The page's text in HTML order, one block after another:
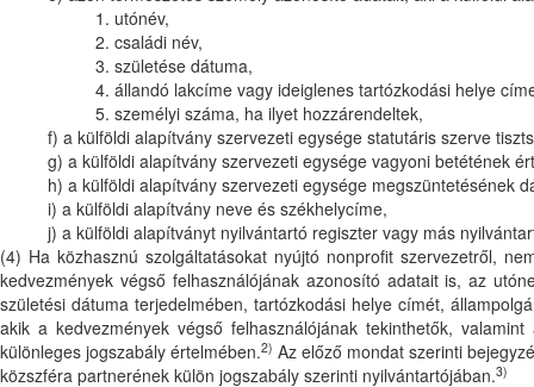
1. utónév,
2. családi név,
3. születése dátuma,
4. állandó lakcíme vagy ideiglenes tartózkodási helye
5. személyi száma, ha ilyet hozzárendeltek,
f) a külföldi alapítvány szervezeti egysége statutáris szerve
g) a külföldi alapítvány szervezeti egysége vagyoni betétének
h) a külföldi alapítvány szervezeti egysége megszüntetésének
i) a külföldi alapítvány neve és székhelycíme,
j) a külföldi alapítványt nyilvántartó regiszter vagy más
(4) Ha közhasznú szolgáltatásokat nyújtó nonprofit szervezetről,
kedvezmények végső felhasználójának azonosító adatait is, az
születési dátuma terjedelmében, tartózkodási helye címét,
akik a kedvezmények végső felhasználójának tekinthetők,
különleges jogszabály értelmében.2) Az előző mondat szerinti
közszféra partnerének külön jogszabály szerinti nyilvántartójában.3)